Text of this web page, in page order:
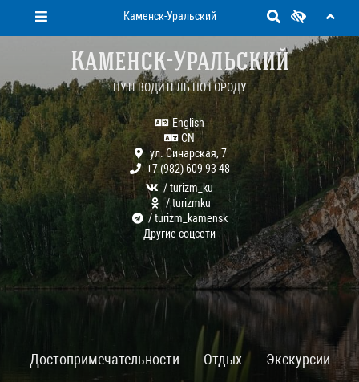
Каменск-Уральский
Каменск-Уральский
ПУТЕВОДИТЕЛЬ ПО ГОРОДУ
English
CN
ул. Синарская, 7
+7 (982) 609-93-48
/ turizm_ku
/ turizmku
/ turizm_kamensk
Другие соцсети
Достопримечательности Отдых
Экскурсии